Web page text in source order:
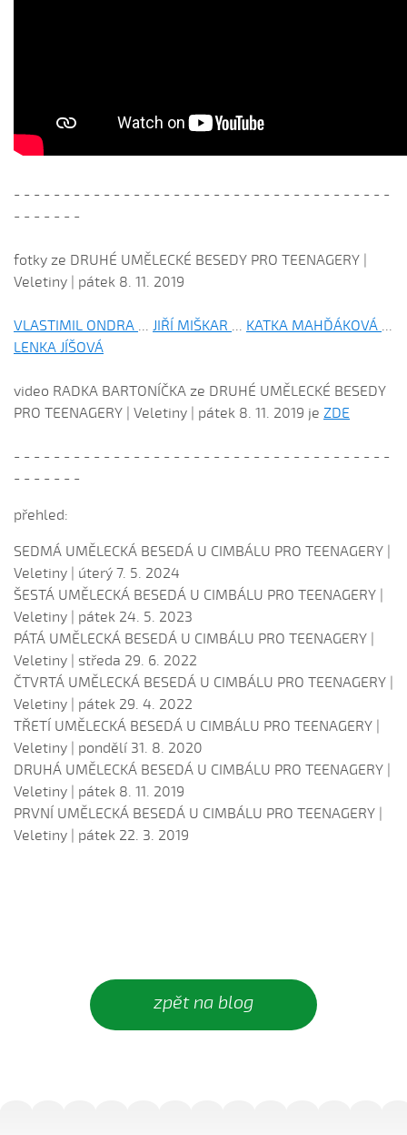
- - - - - - - - - - - - - - - - - - - - - - - - - - - - - - - - - - - - - -
- - - - - - -
fotky ze DRUHÉ UMĚLECKÉ BESEDY PRO TEENAGERY |
Veletiny | pátek 8. 11. 2019
VLASTIMIL ONDRA ... JIŘÍ MIŠKAR ... KATKA MAHĎÁKOVÁ ...
LENKA JÍŠOVÁ
video RADKA BARTONÍČKA ze DRUHÉ UMĚLECKÉ BESEDY
PRO TEENAGERY | Veletiny | pátek 8. 11. 2019 je ZDE
- - - - - - - - - - - - - - - - - - - - - - - - - - - - - - - - - - - - - -
- - - - - - -
přehled:
SEDMÁ UMĚLECKÁ BESEDÁ U CIMBÁLU PRO TEENAGERY |
Veletiny | úterý 7. 5. 2024
ŠESTÁ UMĚLECKÁ BESEDÁ U CIMBÁLU PRO TEENAGERY |
Veletiny | pátek 24. 5. 2023
PÁTÁ UMĚLECKÁ BESEDÁ U CIMBÁLU PRO TEENAGERY |
Veletiny | středa 29. 6. 2022
ČTVRTÁ UMĚLECKÁ BESEDÁ U CIMBÁLU PRO TEENAGERY |
Veletiny | pátek 29. 4. 2022
TŘETÍ UMĚLECKÁ BESEDÁ U CIMBÁLU PRO TEENAGERY |
Veletiny | pondělí 31. 8. 2020
DRUHÁ UMĚLECKÁ BESEDÁ U CIMBÁLU PRO TEENAGERY |
Veletiny | pátek 8. 11. 2019
PRVNÍ UMĚLECKÁ BESEDÁ U CIMBÁLU PRO TEENAGERY |
Veletiny | pátek 22. 3. 2019
zpět na blog